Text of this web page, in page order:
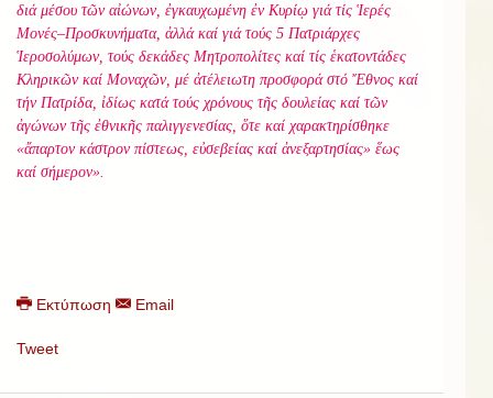
διά μέσου τῶν αἰώνων, ἐγκαυχωμένη ἐν Κυρίῳ γιά τίς Ἱερές
Μονές–Προσκυνήματα, ἀλλά καί γιά τούς 5 Πατριάρχες
Ἱεροσολύμων, τούς δεκάδες Μητροπολίτες καί τίς ἑκατοντάδες
Κληρικῶν καί Μοναχῶν, μέ ἀτέλειωτη προσφορά στό Ἔθνος καί
τήν Πατρίδα, ἰδίως κατά τούς χρόνους τῆς δουλείας καί τῶν
ἀγώνων τῆς ἐθνικῆς παλιγγενεσίας, ὅτε καί χαρακτηρίσθηκε
«ἄπαρτον κάστρον πίστεως, εὐσεβείας καί ἀνεξαρτησίας» ἕως
καί σήμερον».
Εκτύπωση Email
Tweet